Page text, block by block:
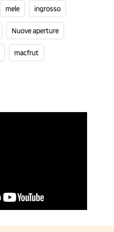
mele ingrosso
Nuove aperture
macfrut